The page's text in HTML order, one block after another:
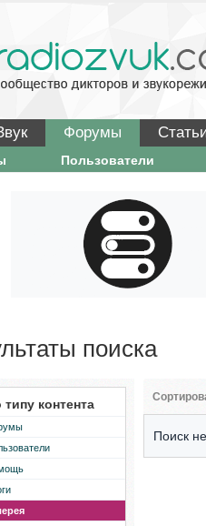
Форумы
Пользователи
поиска
типу контента
Поиск